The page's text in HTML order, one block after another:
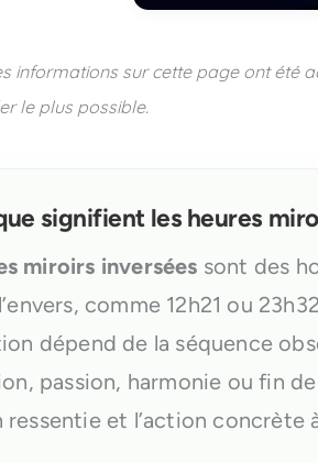
informations sur cette page ont été
le plus possible.
signifient les heures
miroirs inversées sont des
comme 12h21 ou
dépend de la séquence
passion, harmonie ou fin
ressentie et l’action concrète